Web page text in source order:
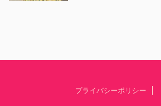
プライバシーポリシー